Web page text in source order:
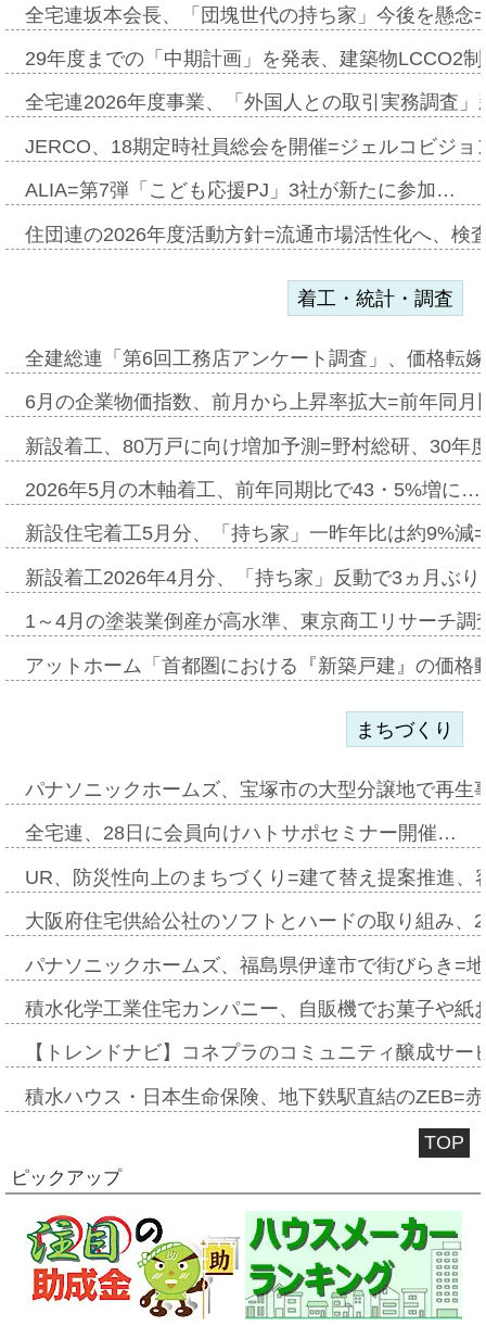
全宅連坂本会長、「団塊世代の持ち家」今後を懸
29年度までの「中期計画」を発表、建築物LCCO2
全宅連2026年度事業、「外国人との取引実務調査
JERCO、18期定時社員総会を開催=ジェルコビジ
ALIA=第7弾「こども応援PJ」3社が新たに参加…
住団連の2026年度活動方針=流通市場活性化へ、検
着工・統計・調査
全建総連「第6回工務店アンケート調査」、価格転
6月の企業物価指数、前月から上昇率拡大=前年同
新設着工、80万戸に向け増加予測=野村総研、30年
2026年5月の木軸着工、前年同期比で43・5%増に…
新設住宅着工5月分、「持ち家」一昨年比は約9%
新設着工2026年4月分、「持ち家」反動で3ヵ月ぶ
1～4月の塗装業倒産が高水準、東京商工リサーチ
アットホーム「首都圏における『新築戸建』の価
まちづくり
パナソニックホームズ、宝塚市の大型分譲地で再
全宅連、28日に会員向けハトサポセミナー開催…
UR、防災性向上のまちづくり=建て替え提案推進
大阪府住宅供給公社のソフトとハードの取り組み
パナソニックホームズ、福島県伊達市で街びらき=
積水化学工業住宅カンパニー、自販機でお菓子や
【トレンドナビ】コネプラのコミュニティ醸成サ
積水ハウス・日本生命保険、地下鉄駅直結のZEB=
TOP
ピックアップ